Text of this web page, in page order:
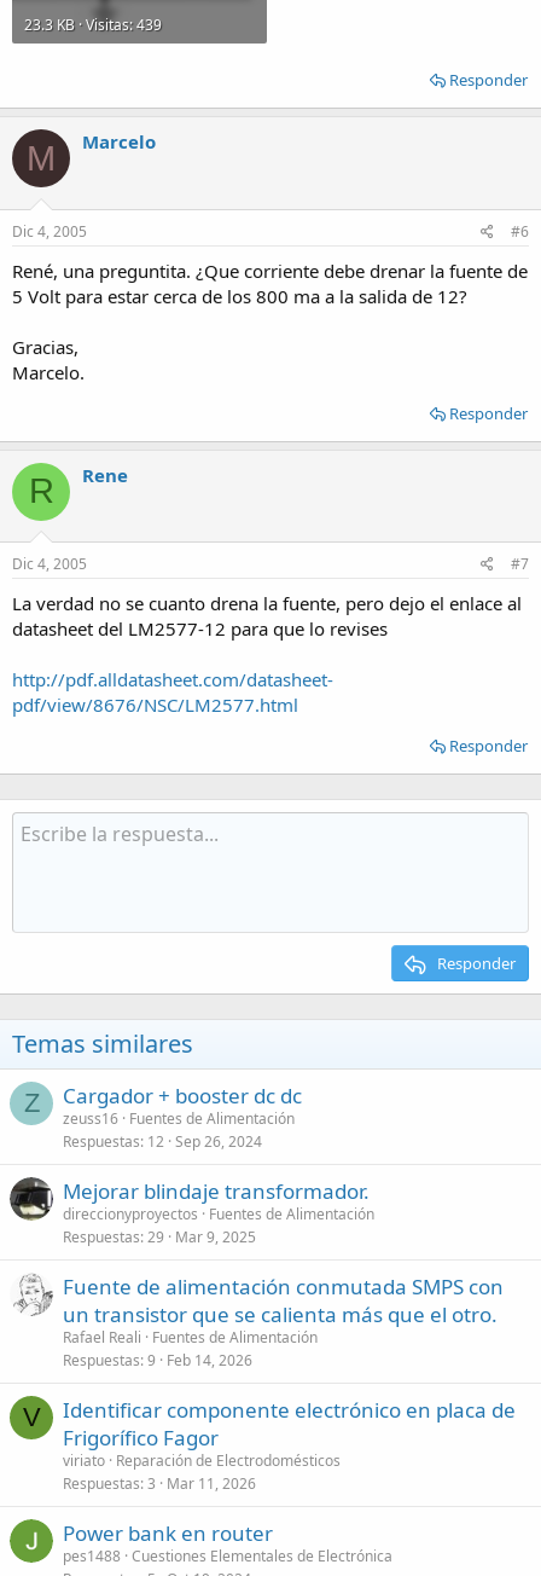
23.3 KB · Visitas: 439
Responder
M Marcelo
Dic 4, 2005 #6
René, una preguntita. ¿Que corriente debe drenar la fuente de
5 Volt para estar cerca de los 800 ma a la salida de 12?
Gracias,
Marcelo.
Responder
R Rene
Dic 4, 2005 #7
La verdad no se cuanto drena la fuente, pero dejo el enlace al
datasheet del LM2577-12 para que lo revises
http://pdf.alldatasheet.com/datasheet-
pdf/view/8676/NSC/LM2577.html
Responder
Responder
Temas similares
Z Cargador + booster dc dc
zeuss16 Fuentes de Alimentación
Respuestas 12 Sep 26, 2024
Mejorar blindaje transformador.
direccionyproyectos
Fuentes de Alimentación
Respuestas 29 Mar 9, 2025
Fuente de alimentación conmutada SMPS con
un transistor que se calienta más que el otro.
Rafael Reali
Fuentes de Alimentación
Respuestas 9 Feb 14, 2026
V
Identificar componente electrónico en placa de
Frigorífico Fagor
viriato Reparación de Electrodomésticos
Respuestas 3 Mar 11, 2026
Power bank en router
pes1488 Cuestiones Elementales de Electrónica